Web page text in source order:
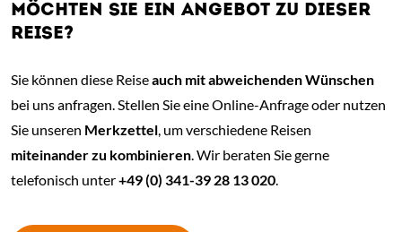
MÖCHTEN SIE EIN ANGEBOT ZU DIESER
REISE?
Sie können diese Reiseauch mit abweichenden Wünschen
bei uns anfragen. Stellen Sie eine Online-Anfrage oder nutzen
Sie unseren Merkzettel , um verschiedene Reisen
miteinander zu kombinieren . Wir beraten Sie gerne
telefonisch unter+49 (0) 341-39 28 13 020